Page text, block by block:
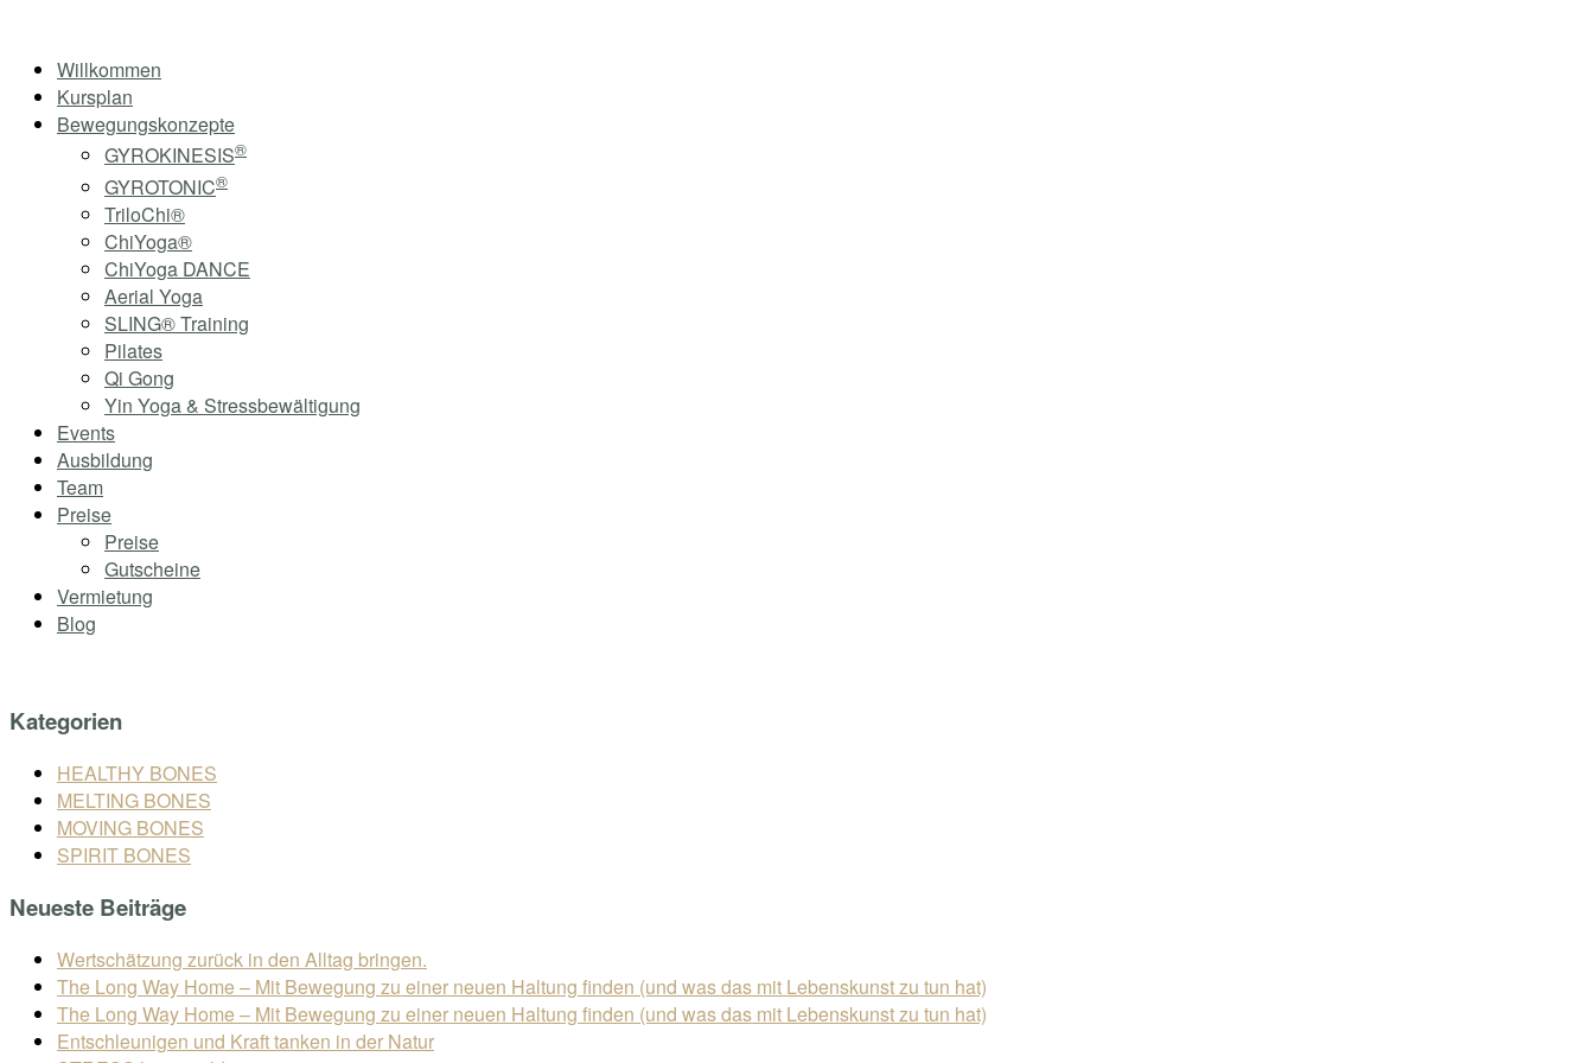
content
Menu Willkommen
Kursplan
Bewegungskonzepte
GYROKINESIS®
GYROTONIC®
TriloChi®
ChiYoga®
ChiYoga DANCE
Aerial Yoga
SLING® Training
Pilates
Qi Gong
Yin Yoga & Stressbewältigung
Events
Ausbildung
Team
Preise
Preise
Gutscheine
Vermietung
Blog
Kategorien
HEALTHY BONES
MELTING BONES
MOVING BONES
SPIRIT BONES
Neueste Beiträge
Wertschätzung zurück in den Alltag bringen.
The Long Way Home – Mit Bewegung zu einer neuen Haltung finden (und was das mit Lebenskunst zu tun hat)
The Long Way Home – Mit Bewegung zu einer neuen Haltung finden (und was das mit Lebenskunst zu tun hat)
Entschleunigen und Kraft tanken in der Natur